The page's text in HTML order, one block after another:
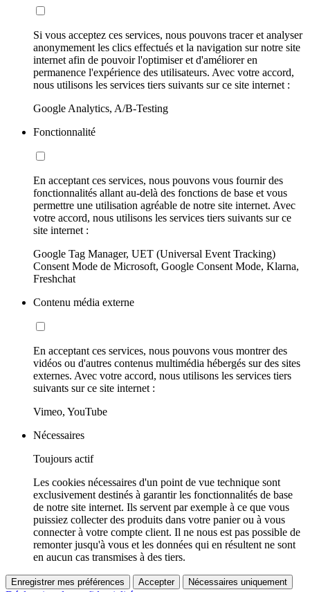
Si vous acceptez ces services, nous pouvons tracer et analyser
anonymement les clics effectués et la navigation sur notre site
internet afin de pouvoir l'optimiser et d'améliorer en
permanence l'expérience des utilisateurs. Avec votre accord,
nous utilisons les services tiers suivants sur ce site internet :
Google Analytics, A/B-Testing
Fonctionnalité
En acceptant ces services, nous pouvons vous fournir des
fonctionnalités allant au-delà des fonctions de base et vous
permettre une utilisation agréable de notre site internet. Avec
votre accord, nous utilisons les services tiers suivants sur ce
site internet :
Google Tag Manager, UET (Universal Event Tracking)
Consent Mode de Microsoft, Google Consent Mode, Klarna,
Freshchat
Contenu média externe
En acceptant ces services, nous pouvons vous montrer des
vidéos ou d'autres contenus multimédia hébergés sur des sites
externes. Avec votre accord, nous utilisons les services tiers
suivants sur ce site internet :
Vimeo, YouTube
Nécessaires
Toujours actif
Les cookies nécessaires d'un point de vue technique sont
exclusivement destinés à garantir les fonctionnalités de base
de notre site internet. Ils servent par exemple à ce que vous
puissiez collecter des produits dans votre panier ou à vous
connecter à votre compte client. Il ne nous est pas possible de
remonter jusqu'à vous et les données qui en résultent ne sont
en aucun cas transmises à des tiers.
Enregistrer mes préférences Accepter Nécessaires uniquement